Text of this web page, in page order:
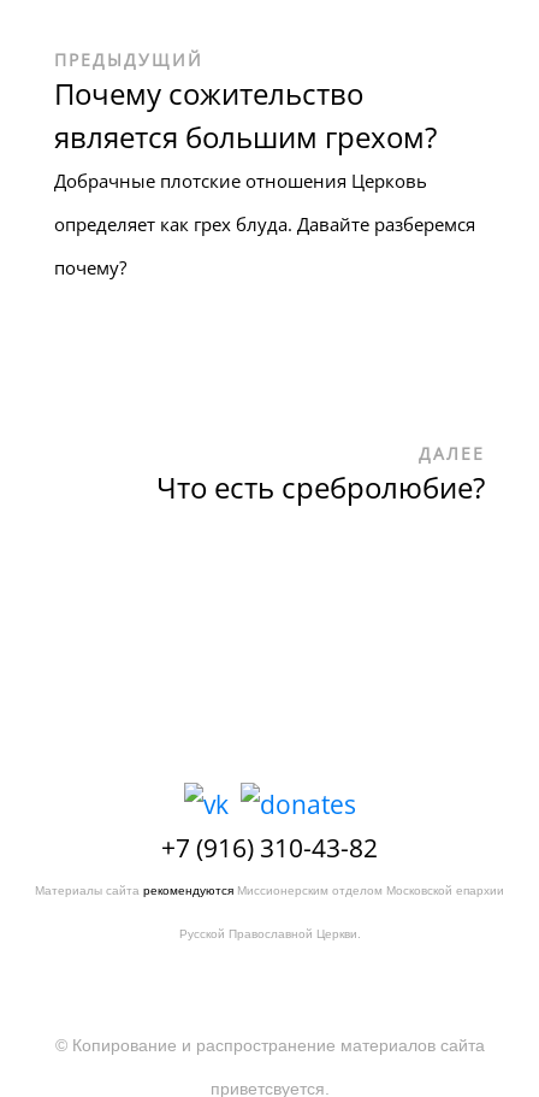
ПРЕДЫДУЩИЙ
Почему сожительство
является большим грехом?
Добрачные плотские отношения Церковь
определяет как грех блуда. Давайте разберемся
почему?
ДАЛЕЕ
Что есть сребролюбие?
+7 (916) 310-43-82
Материалы сайта рекомендуются Миссионерским отделом Московской епархии
Русской Православной Церкви.
© Копирование и распространение материалов сайта
приветсвуется.